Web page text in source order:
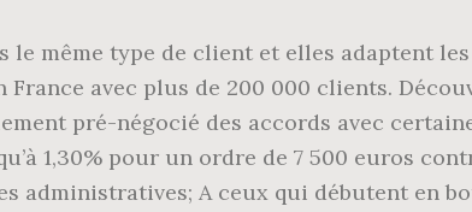
le même type de client et elles adaptent
France avec plus de 200 000 clients.
pré-négocié des accords avec
1,30% pour un ordre de 7 500 euros
administratives; A ceux qui débutent en